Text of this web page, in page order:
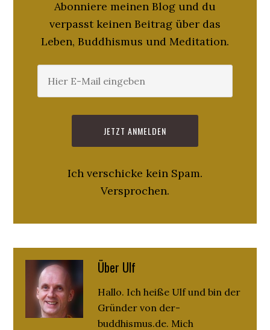
Abonniere meinen Blog und du
verpasst keinen Beitrag über das
Leben, Buddhismus und Meditation.
Ich verschicke kein Spam.
Versprochen.
Über Ulf
Hallo. Ich heiße Ulf und bin der
Gründer von der-
buddhismus.de. Mich